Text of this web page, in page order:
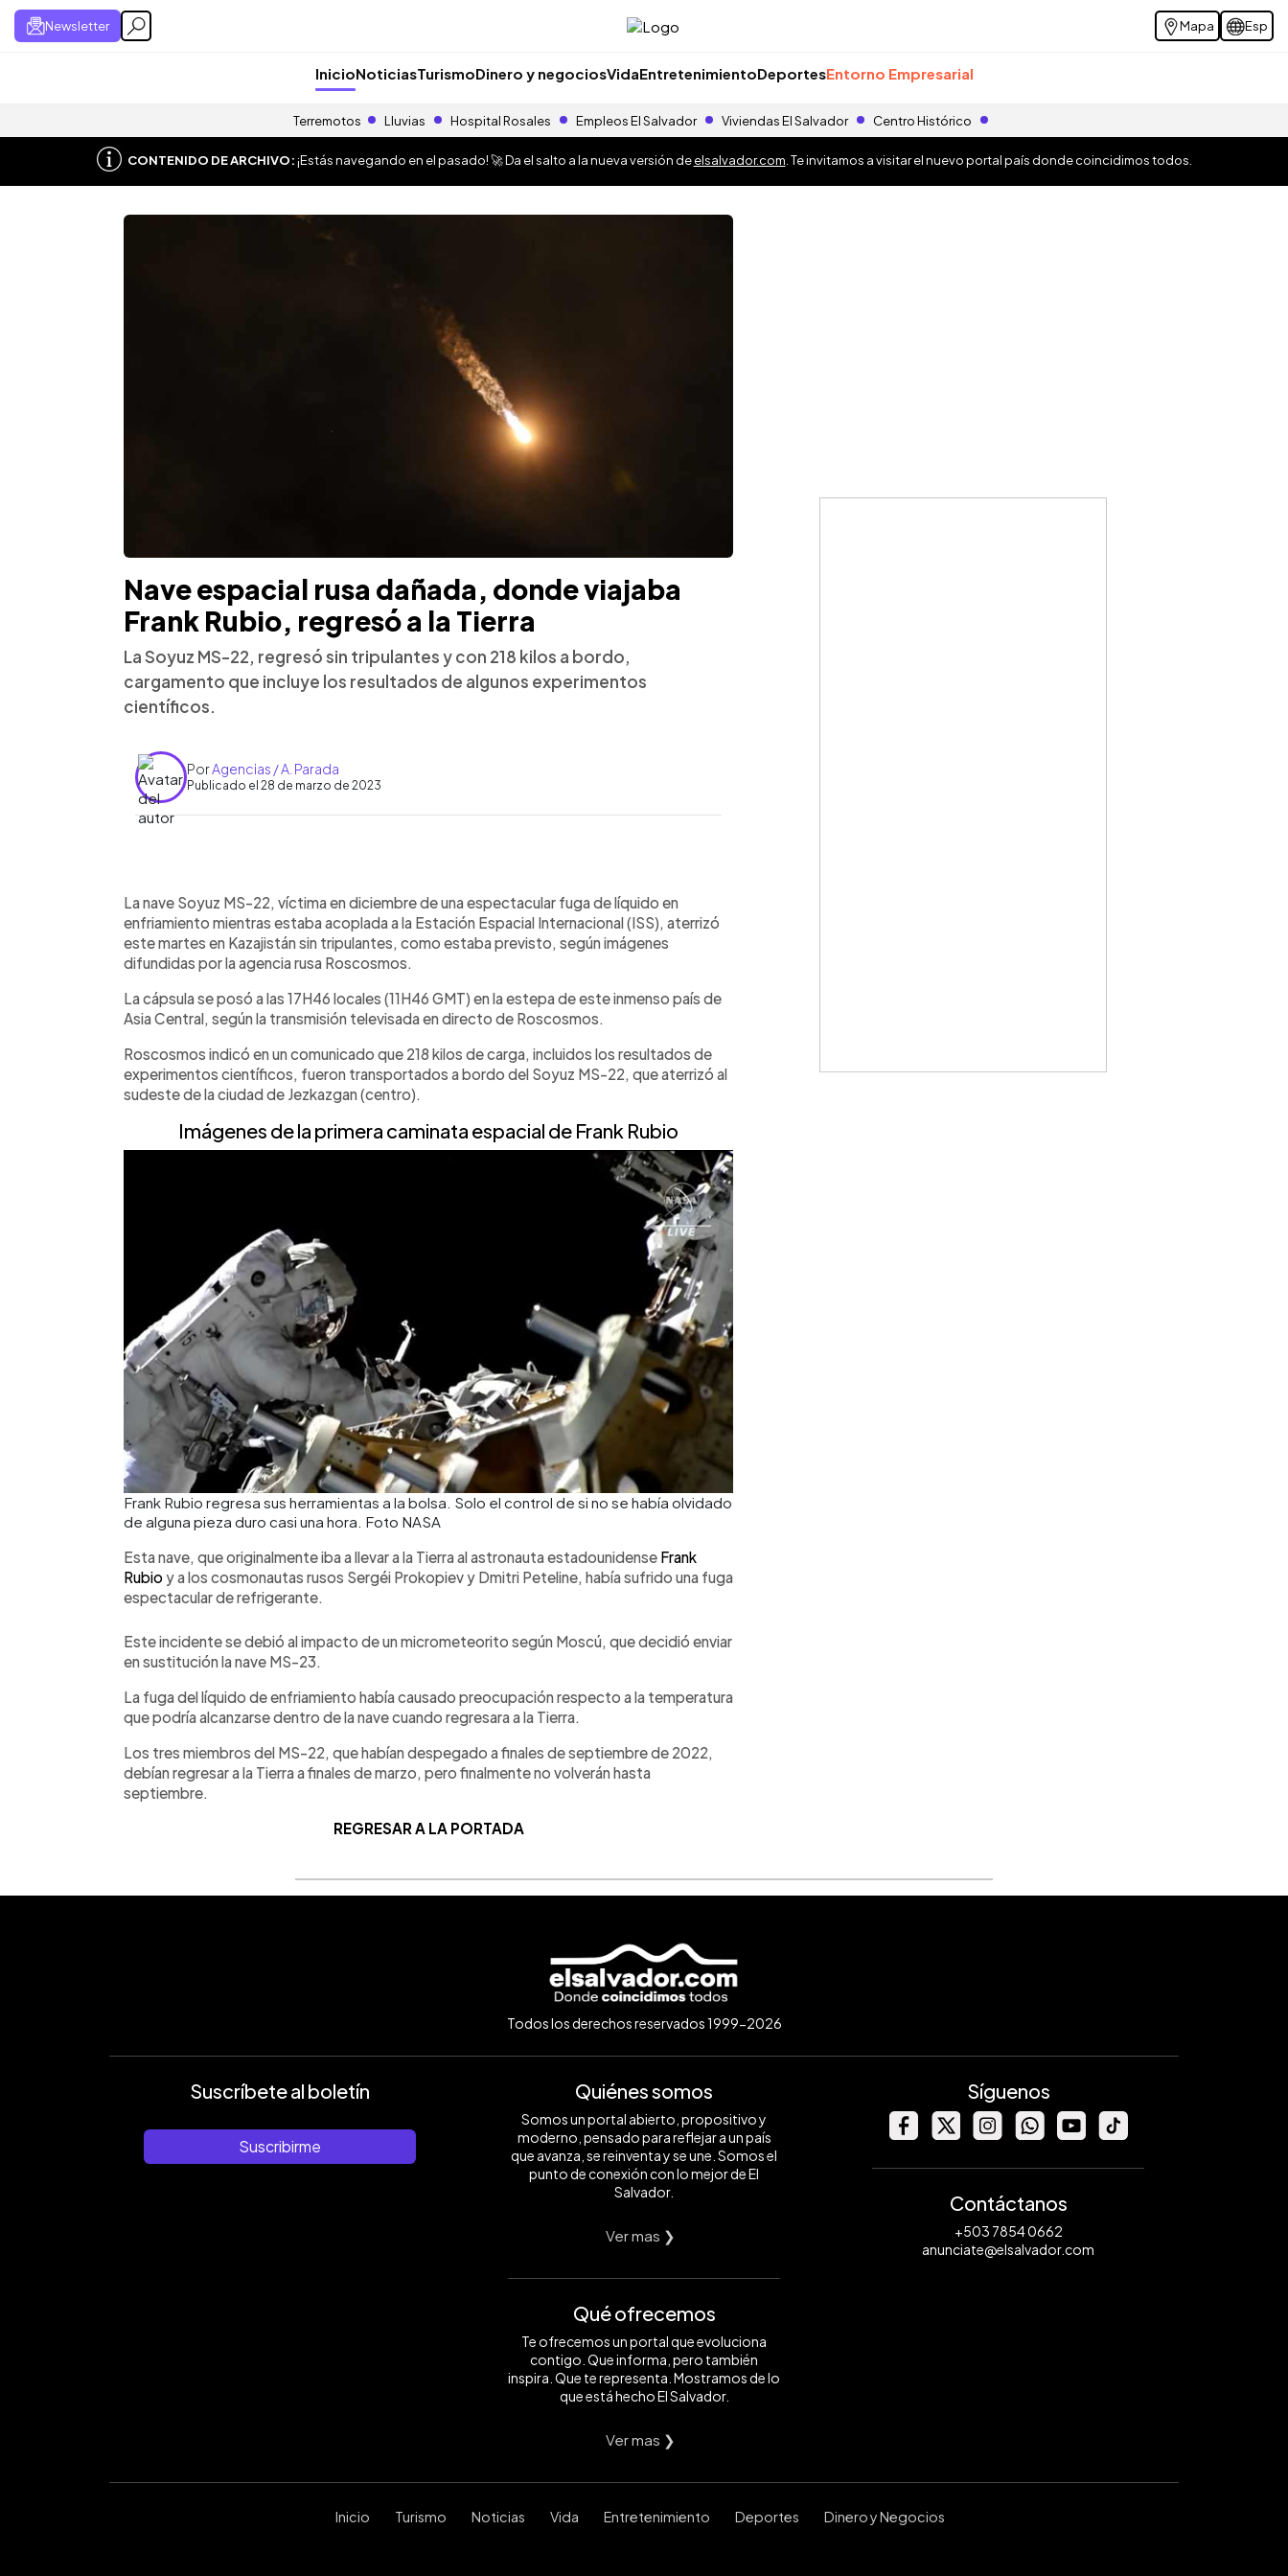
Newsletter Mapa Esp
InicioNoticiasTurismoDinero y negociosVidaEntretenimientoDeportesEntorno Empresarial
Terremotos Lluvias Hospital Rosales Empleos El Salvador Viviendas El Salvador Centro Histórico
CONTENIDO DE ARCHIVO:¡Estás navegando en el pasado! 🚀 Da el salto a la nueva versión deelsalvador.com . Te invitamos a visitar el nuevo portal país donde coincidimos todos.
Nave espacial rusa dañada, donde viajaba
Frank Rubio, regresó a la Tierra
La Soyuz MS-22, regresó sin tripulantes y con 218 kilos a bordo,
cargamento que incluye los resultados de algunos experimentos
científicos.
PorAgencias / A. Parada
Publicado el 28 de marzo de 2023
► Escuchar artículo
La nave Soyuz MS-22, víctima en diciembre de una espectacular fuga de líquido en
enfriamiento mientras estaba acoplada a la Estación Espacial Internacional (ISS), aterrizó
este martes en Kazajistán sin tripulantes, como estaba previsto, según imágenes
difundidas por la agencia rusa Roscosmos.
La cápsula se posó a las 17H46 locales (11H46 GMT) en la estepa de este inmenso país de
Asia Central, según la transmisión televisada en directo de Roscosmos.
Roscosmos indicó en un comunicado que 218 kilos de carga, incluidos los resultados de
experimentos científicos, fueron transportados a bordo del Soyuz MS-22, que aterrizó al
sudeste de la ciudad de Jezkazgan (centro).
Imágenes de la primera caminata espacial de Frank Rubio
Frank Rubio regresa sus herramientas a la bolsa. Solo el control de si no se había olvidado
de alguna pieza duro casi una hora. Foto NASA
Esta nave, que originalmente iba a llevar a la Tierra al astronauta estadounidense Frank
Rubio y a los cosmonautas rusos Sergéi Prokopiev y Dmitri Peteline, había sufrido una fuga
espectacular de refrigerante.
Este incidente se debió al impacto de un micrometeorito según Moscú, que decidió enviar
en sustitución la nave MS-23.
La fuga del líquido de enfriamiento había causado preocupación respecto a la temperatura
que podría alcanzarse dentro de la nave cuando regresara a la Tierra.
Los tres miembros del MS-22, que habían despegado a finales de septiembre de 2022,
debían regresar a la Tierra a finales de marzo, pero finalmente no volverán hasta
septiembre.
REGRESAR A LA PORTADA
Todos los derechos reservados 1999-2026
Suscríbete al boletín
Suscribirme
Quiénes somos
Somos un portal abierto, propositivo y
moderno, pensado para reflejar a un país
que avanza, se reinventa y se une. Somos el
punto de conexión con lo mejor de El
Salvador.
Ver mas ❯
Qué ofrecemos
Te ofrecemos un portal que evoluciona
contigo. Que informa, pero también
inspira. Que te representa. Mostramos de lo
que está hecho El Salvador.
Ver mas ❯
Síguenos
Contáctanos
+503 7854 0662
anunciate@elsalvador.com
Inicio Turismo Noticias Vida Entretenimiento Deportes Dinero y Negocios